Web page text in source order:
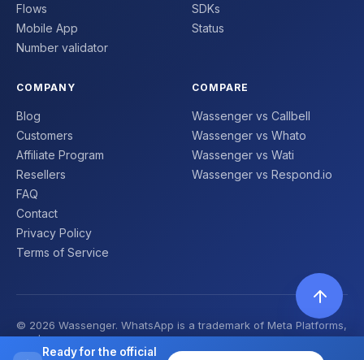
Ready for the official
Flows
Mobile App
Number validator
SDKs
Status
COMPANY
Blog
Customers
Affiliate Program
Resellers
FAQ
Contact
Privacy Policy
Terms of Service
COMPARE
Wassenger vs Callbell
Wassenger vs Whato
Wassenger vs Wati
Wassenger vs Respond.io
© 2026 Wassenger. WhatsApp is a trademark of Meta Platforms,
Inc. | Made with ❤️